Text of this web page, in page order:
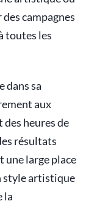
campagnes
toutes les
dans sa
aux
heures de
résultats
une large place
style artistique
la